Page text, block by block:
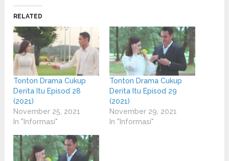
(Opens
in
new
window)window)
RELATED
Tonton Drama Cukup
Derita Itu Episod 28
(2021)
November 25, 2021
In "Informasi"
Tonton Drama Cukup
Derita Itu Episod 29
(2021)
November 29, 2021
In "Informasi"